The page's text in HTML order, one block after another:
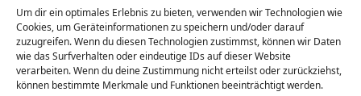
Um dir ein optimales Erlebnis zu bieten, verwenden wir Technologien wie
Cookies, um Geräteinformationen zu speichern und/oder darauf
zuzugreifen. Wenn du diesen Technologien zustimmst, können wir Daten
wie das Surfverhalten oder eindeutige IDs auf dieser Website
verarbeiten. Wenn du deine Zustimmung nicht erteilst oder zurückziehst,
können bestimmte Merkmale und Funktionen beeinträchtigt werden.
Pianozentrum Hoppe
Sophienblatt 82 – 86
24114 Kiel